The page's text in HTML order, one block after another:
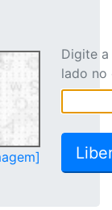
Digite
lado no